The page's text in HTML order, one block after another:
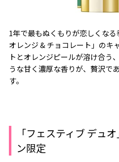
1年で最もぬくもりが恋しくな
オレンジ & チョコレート」のキ
トとオレンジピールが溶け合う
うな甘く濃厚な香りが、贅沢で
す。
「フェスティブ デュ
ン限定